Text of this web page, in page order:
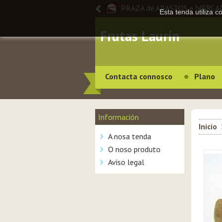
PRAZA de ABASTOS e
Frutas Laurín
Contacta connosco Plano
Información
A nosa tenda
O noso produto
Aviso legal
Inicio
Esta tenda utiliza